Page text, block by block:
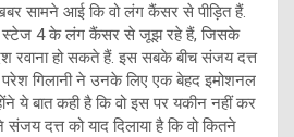
खबर सामने आई कि वो लंग कैंसर से पीड़ित हैं.
स्टेज 4 के लंग कैंसर से जूझ रहे हैं, जिसके
रवाना हो सकते हैं. इस सबके बीच संजय दत्त
परेश गिलानी ने उनके लिए एक बेहद इमोशनल
ये बात कही है कि वो इस पर यकीन नहीं कर
दत्त को याद दिलाया है कि वो कितने